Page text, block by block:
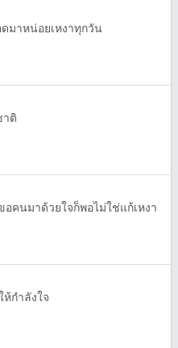
มาหน่อยเหงาทุกวัน
าติ
คนมาด้วยใจก็พอไม่ใช่แก้เหงา
กำลังใจ